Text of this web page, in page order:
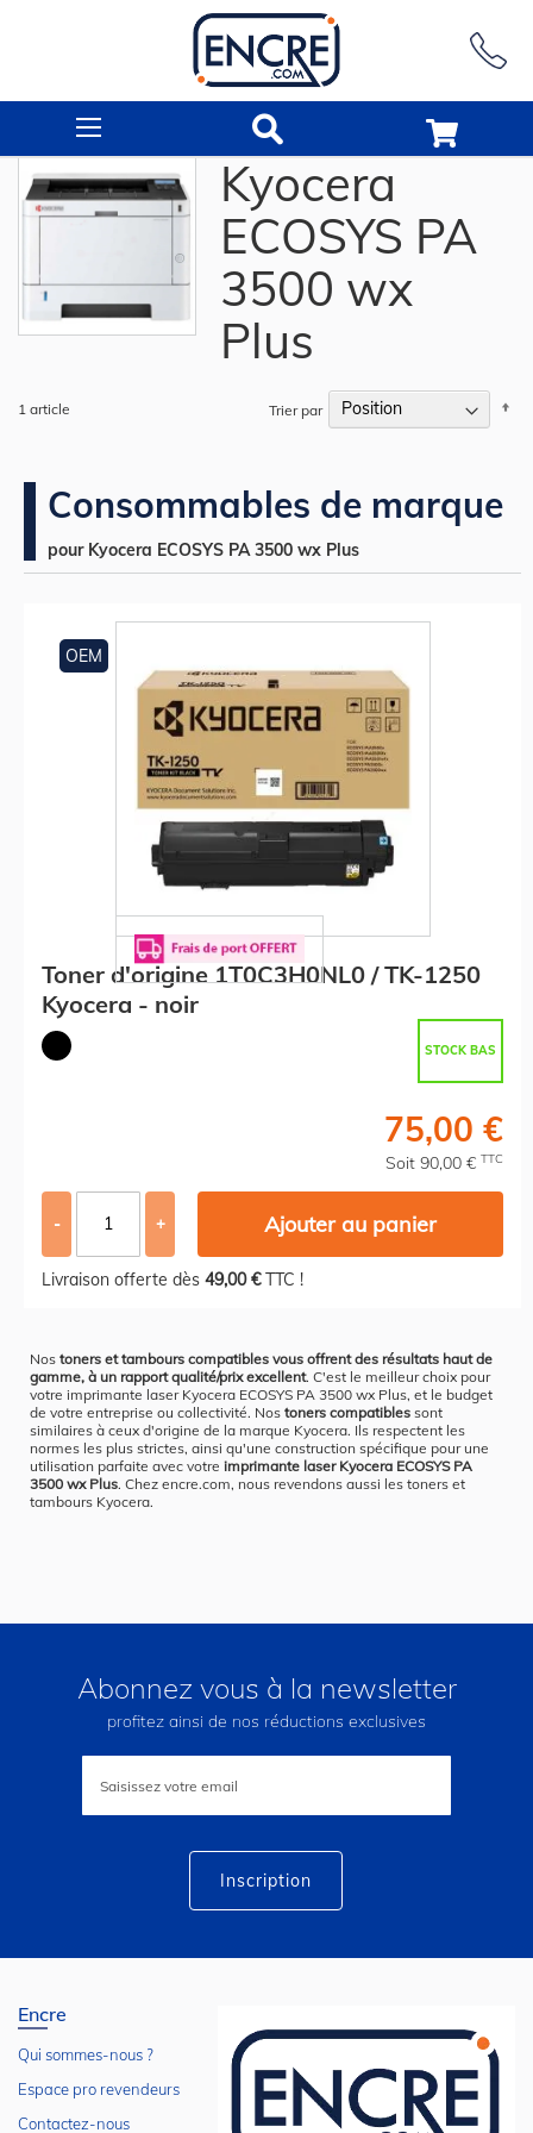
Kyocera
ECOSYS PA
3500 wx
Plus
1 article Trier par
Consommables de marque
pour Kyocera ECOSYS PA 3500 wx Plus
OEM
Toner d'origine 1T0C3H0NL0 / TK-1250
Kyocera - noir
STOCK BAS
75,00 €
Soit 90,00 € TTC
- + Ajouter au panier
Livraison offerte dès 49,00 €TTC !
Nos toners et tambours compatibles vous offrent des résultats haut de
gamme, à un rapport qualité/prix excellent. C'est le meilleur choix pour
votre imprimante laser Kyocera ECOSYS PA 3500 wx Plus, et le budget
de votre entreprise ou collectivité. Nos toners compatibles sont
similaires à ceux d'origine de la marque Kyocera. Ils respectent les
normes les plus strictes, ainsi qu'une construction spécifique pour une
utilisation parfaite avec votre imprimante laser Kyocera ECOSYS PA
3500 wx Plus. Chez encre.com, nous revendons aussi les toners et
tambours Kyocera.
Abonnez vous à la newsletter
profitez ainsi de nos réductions exclusives
lettre
Inscription
Encre
Qui sommes-nous ?
Espace pro revendeurs
Contactez-nous